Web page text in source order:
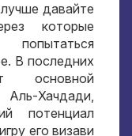
лучше давайте
которые
. В последних
основной
Хачдади,
потенциал
его визави